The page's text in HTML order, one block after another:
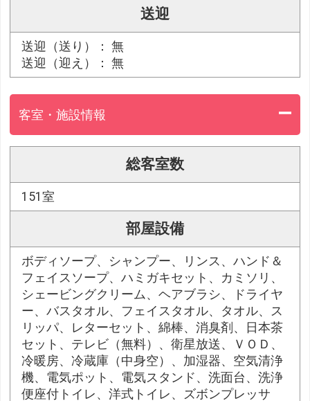
送迎
送迎（送り）： 無
送迎（迎え）： 無
客室・施設情報
総客室数
151室
部屋設備
ボディソープ、シャンプー、リンス、ハンド＆
フェイスソープ、ハミガキセット、カミソリ、
シェービングクリーム、ヘアブラシ、ドライヤ
ー、バスタオル、フェイスタオル、タオル、ス
リッパ、レターセット、綿棒、消臭剤、日本茶
セット、テレビ（無料）、衛星放送、ＶＯＤ、
冷暖房、冷蔵庫（中身空）、加湿器、空気清浄
機、電気ポット、電気スタンド、洗面台、洗浄
便座付トイレ、洋式トイレ、ズボンプレッサ